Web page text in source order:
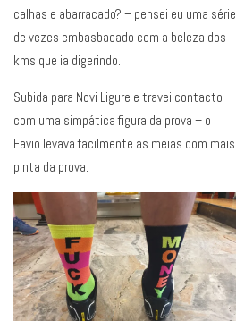
calhas e abarracado? – pensei eu uma série
de vezes embasbacado com a beleza dos
kms que ia digerindo.
Subida para Novi Ligure e travei contacto
com uma simpática figura da prova – o
Favio levava facilmente as meias com mais
pinta da prova.